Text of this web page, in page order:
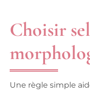
Choisir
Une règle simple